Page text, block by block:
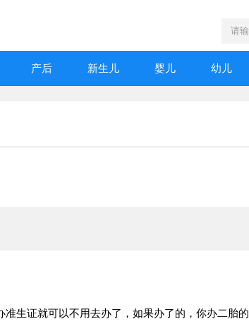
产后 新生儿 婴儿 幼儿
生证就可以不用去办了，如果办了的，你办二胎的